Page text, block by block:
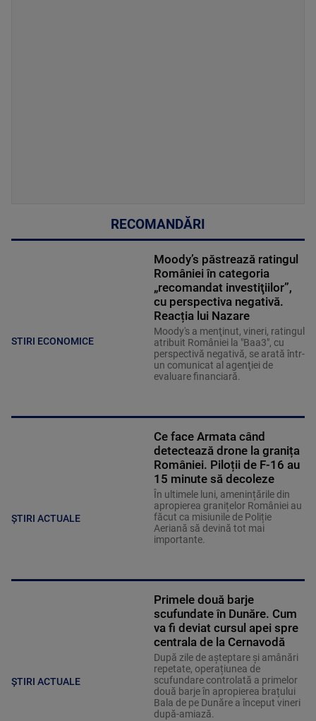
RECOMANDĂRI
STIRI ECONOMICE
Moody’s păstrează ratingul
României în categoria
„recomandat investiţiilor”,
cu perspectiva negativă.
Reacția lui Nazare
Moody's a menţinut, vineri, ratingul
atribuit României la "Baa3", cu
perspectivă negativă, se arată într-
un comunicat al agenţiei de
evaluare financiară.
ȘTIRI ACTUALE
Ce face Armata când
detectează drone la granița
României. Piloții de F-16 au
15 minute să decoleze
În ultimele luni, amenințările din
apropierea granițelor României au
făcut ca misiunile de Poliție
Aeriană să devină tot mai
importante.
ȘTIRI ACTUALE
Primele două barje
scufundate în Dunăre. Cum
va fi deviat cursul apei spre
centrala de la Cernavodă
După zile de așteptare și amânări
repetate, operațiunea de
scufundare controlată a primelor
două barje în apropierea brațului
Bala de pe Dunăre a început vineri
după-amiază.